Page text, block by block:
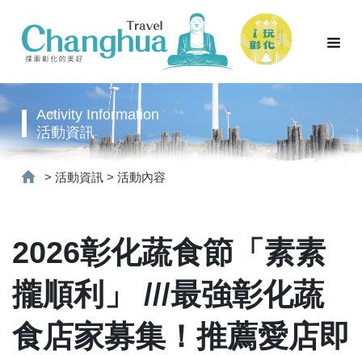
Activity Information
活動資訊
> 活動資訊 > 活動內容
2026彰化蔬食節「素素
攏順利」 ///最強彰化蔬
食店家募集！推薦愛店即